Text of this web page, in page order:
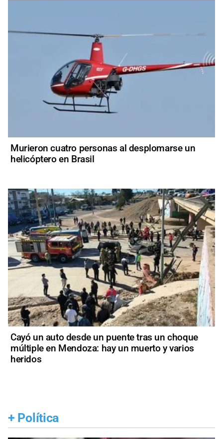
Murieron cuatro personas al desplomarse un
helicóptero en Brasil
Cayó un auto desde un puente tras un choque
múltiple en Mendoza: hay un muerto y varios
heridos
+ Política